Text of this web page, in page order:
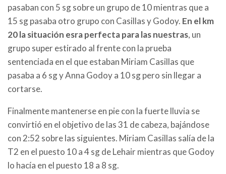
pasaban con 5 sg sobre un grupo de 10 mientras que a
15 sg pasaba otro grupo con Casillas y Godoy. En el km
20 la situación esra perfecta para las nuestras, un
grupo super estirado al frente con la prueba
sentenciada en el que estaban Miriam Casillas que
pasaba a 6 sg y Anna Godoy a 10 sg pero sin llegar a
cortarse.
Finalmente mantenerse en pie con la fuerte lluvia se
convirtió en el objetivo de las 31 de cabeza, bajándose
con 2:52 sobre las siguientes. Miriam Casillas salía de la
T2 en el puesto 10 a 4 sg de Lehair mientras que Godoy
lo hacía en el puesto 18 a 8 sg.